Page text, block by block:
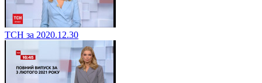
ТСН за 2020.12.30